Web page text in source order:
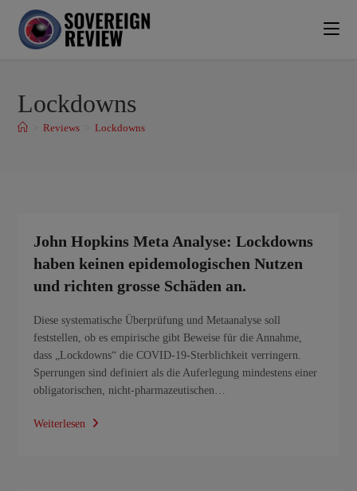
Lockdowns
Reviews Lockdowns
John Hopkins Meta Analyse: Lockdowns
haben keinen epidemologischen Nutzen
und richten grosse Schäden an.
Diese systematische Überprüfung und Metaanalyse soll
feststellen, ob es empirische gibt Beweise für die Annahme,
dass „Lockdowns“ die COVID-19-Sterblichkeit verringern.
Sperrungen sind definiert als die Auferlegung mindestens einer
obligatorischen, nicht-pharmazeutischen…
Weiterlesen